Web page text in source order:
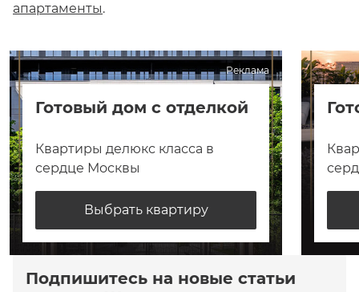
апартаменты.
Реклама
Готовый дом с отделкой
Квартиры делюкс класса в
сердце Москвы
Выбрать квартиру
Подпишитесь на новые статьи